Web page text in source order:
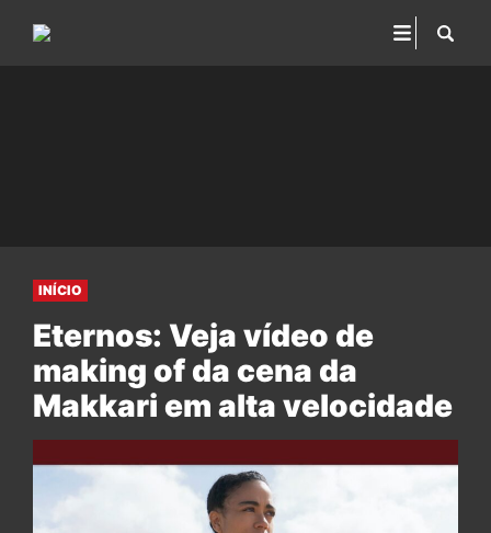
INÍCIO
Eternos: Veja vídeo de
making of da cena da
Makkari em alta velocidade